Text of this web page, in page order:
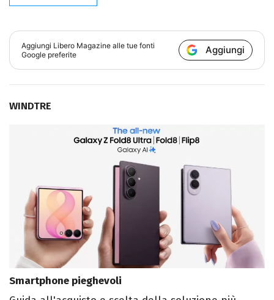
Aggiungi Libero Magazine alle tue fonti
Google preferite
Aggiungi
WINDTRE
Smartphone pieghevoli